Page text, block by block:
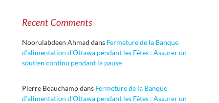
Recent Comments
Noorulabdeen Ahmad dans Fermeture de la Banque
d’alimentation d’Ottawa pendant les Fêtes : Assurer un
soutien continu pendant la pause
Pierre Beauchampdans Fermeture de la Banque
d’alimentation d’Ottawa pendant les Fêtes : Assurer un